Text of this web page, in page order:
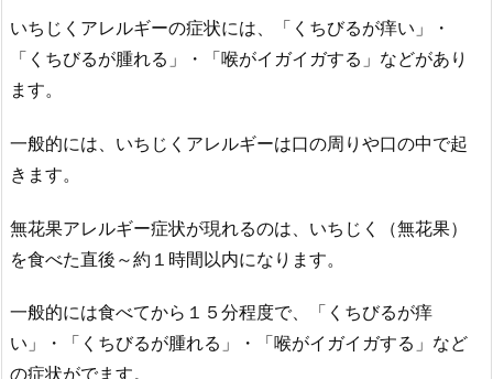
いちじくアレルギーの症状には、「くちびるが痒い」・
「くちびるが腫れる」・「喉がイガイガする」などがあり
ます。
一般的には、いちじくアレルギーは口の周りや口の中で起
きます。
無花果アレルギー症状が現れるのは、いちじく（無花果）
を食べた直後～約１時間以内になります。
一般的には食べてから１５分程度で、「くちびるが痒
い」・「くちびるが腫れる」・「喉がイガイガする」など
の症状がでます。